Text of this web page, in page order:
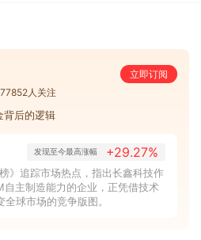
立即订阅
人关注
背后的逻辑
发现至今最高涨幅 +29.27%
》追踪市场热点，指出长鑫科技作
自主制造能力的企业，正凭借技术
球市场的竞争版图。